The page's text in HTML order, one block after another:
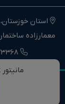
در وبسایت اهواز
کوتاهترین زمان
ما وارد کننده
اوپن باکس در
اهواز دیجیتال
حرفه ای و همچنین
خوزستان و جنوب
استان
معمارزاده
تمامی حقوق مادی
دیجیتال محفوظ
مانیتور 22 اینچ فاطر مدل Fater F22-075W1